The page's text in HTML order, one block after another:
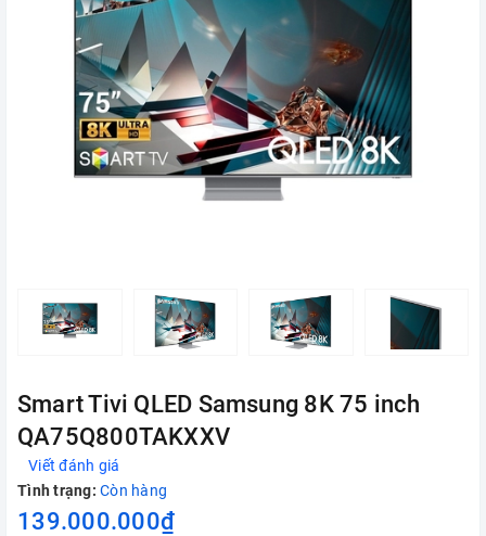
Smart Tivi QLED Samsung 8K 75 inch
QA75Q800TAKXXV
Viết đánh giá
Tình trạng: Còn hàng
139.000.000₫